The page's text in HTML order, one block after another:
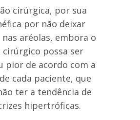
cirúrgica, por sua
por não deixar
aréolas, embora o
cirúrgico possa ser
pior de acordo com a
cada paciente, que
ter a tendência de
hipertróficas.